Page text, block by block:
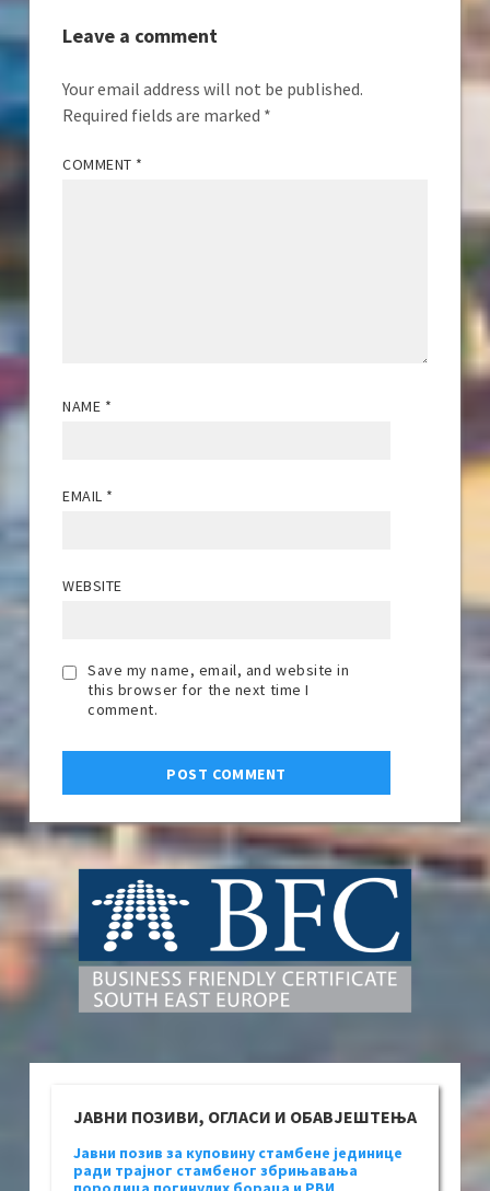
Leave a comment
Your email address will not be published.
Required fields are marked *
COMMENT *
NAME *
EMAIL *
WEBSITE
Save my name, email, and website in
this browser for the next time I
comment.
ЈАВНИ ПОЗИВИ, ОГЛАСИ И ОБАВЈЕШТЕЊА
Јавни позив за куповину стамбене јединице
ради трајног стамбеног збрињавања